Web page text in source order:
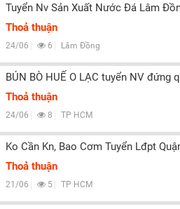
Tuyển Nv Sản Xuất Nước Đá Lâm
Thoả thuận
24/06 6 Lâm Đồng
BÚN BÒ HUẾ O LẠC tuyển NV đứng
Thoả thuận
24/06 8 TP HCM
Ko Cần Kn, Bao Cơm Tuyển Lđpt
Thoả thuận
21/06 5 TP HCM